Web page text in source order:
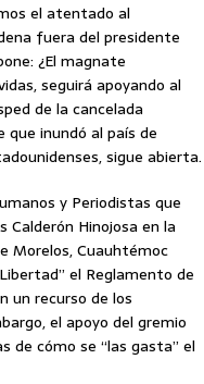
el atentado al
fuera del presidente
¿El magnate
seguirá apoyando al
de la cancelada
que inundó al país de
sigue abierta.
y Periodistas que
Calderón Hinojosa en la
Morelos, Cuauhtémoc
el Reglamento de
un recurso de los
el apoyo del gremio
de cómo se “las gasta” el